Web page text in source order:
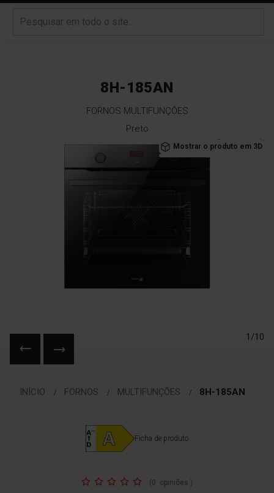
8H-185AN
FORNOS MULTIFUNÇÕES
Preto
Mostrar o produto em 3D
1/10
Recomendado
INÍCIO FORNOS MULTIFUNÇÕES 8H-185AN
Classificação: (0 opiniões )
Ficha de produto